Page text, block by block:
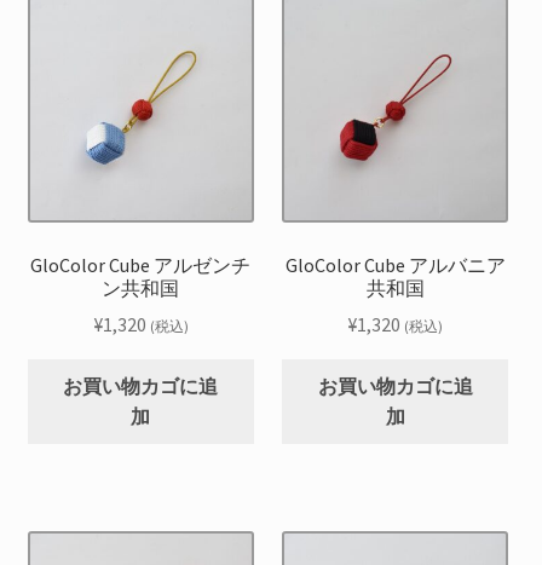
GloColor Cube アルゼンチ
ン共和国
¥1,320 (税込)
お買い物カゴに追
加
GloColor Cube アルバニア
共和国
¥1,320 (税込)
お買い物カゴに追
加